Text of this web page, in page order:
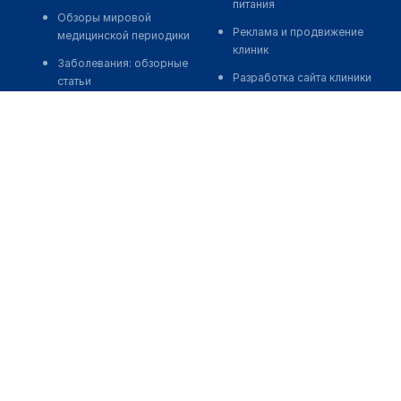
Обзоры мировой
медицинской периодики
Заболевания: обзорные
статьи
питания
Реклама и продвижение
клиник
Разработка сайта клиники